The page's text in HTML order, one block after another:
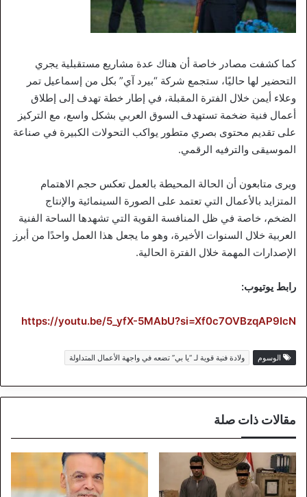
كما كشفت مصادر خاصة أن هناك عدة مشاريع مستقبلية يجري
التحضير لها حاليًا، ستجمع شركة “بيرد آي” بكل من إسماعيل تمر
وعلاء أيمن خلال الفترة المقبلة، في إطار خطة تهدف إلى إطلاق
أعمال فنية ضخمة تستهدف السوق العربي بشكل واسع، مع التركيز
على تقديم محتوى بصري متطور يواكب التحولات الكبيرة في صناعة
الموسيقى والترفيه الرقمي.
ويرى متابعون أن الحالة المحيطة بالعمل تعكس حجم الاهتمام
المتزايد بالأعمال التي تعتمد على الصورة السينمائية والإنتاج
الضخم، خاصة في ظل المنافسة القوية التي تشهدها الساحة الفنية
العربية خلال السنوات الأخيرة، وهو ما يجعل هذا العمل واحدًا من أبرز
الإصدارات المهمة خلال الفترة الحالية.
رابط يوتيوب:
https://youtu.be/5_yfX-5MAbU?si=Xf0c7OVBzqAP9IcN
الوسوم ولادة فنية قوية لـ “يا بي” تضعه في واجهة الأعمال المتداولة
مقالات ذات صلة